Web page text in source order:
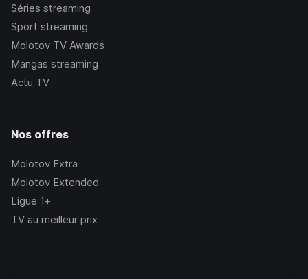
Séries streaming
Sport streaming
Molotov TV Awards
Mangas streaming
Actu TV
Nos offres
Molotov Extra
Molotov Extended
Ligue 1+
TV au meilleur prix